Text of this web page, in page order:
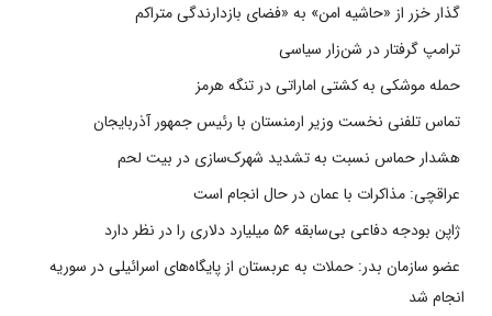
گذار خزر از «حاشیه امن» به «فضای بازدارندگی متراکم
ترامپ گرفتار در شن‌زار سیاسی
حمله موشکی به کشتی اماراتی در تنگه هرمز
تماس تلفنی نخست وزیر ارمنستان با رئیس جمهور آذربایجان
هشدار حماس نسبت به تشدید شهرک‌سازی در بیت‌ لحم
عراقچی: مذاکرات با عمان در حال انجام است
ژاپن بودجه دفاعی بی‌سابقه ۵۶ میلیارد دلاری را در نظر دارد
عضو سازمان بدر: حملات به عربستان از پایگاه‌های اسرائیلی در سوریه
انجام شد